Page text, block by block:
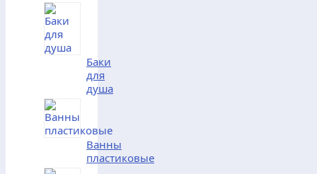
Баки
для
душа
Ванны
пластиковые